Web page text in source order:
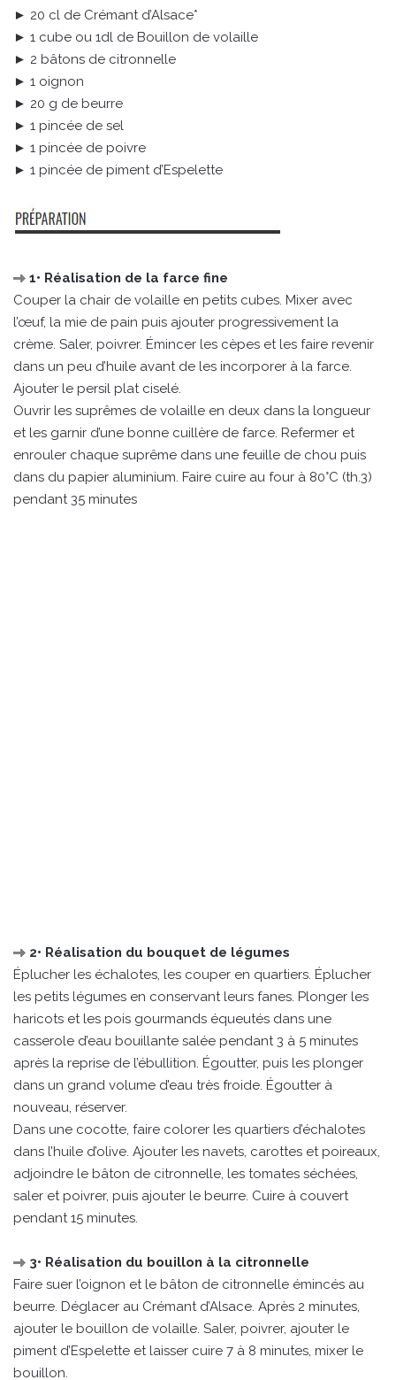
► 20 cl de Crémant d’Alsace*
► 1 cube ou 1dl de Bouillon de volaille
► 2 bâtons de citronnelle
► 1 oignon
► 20 g de beurre
► 1 pincée de sel
► 1 pincée de poivre
► 1 pincée de piment d’Espelette
1• Réalisation de la farce fine
Couper la chair de volaille en petits cubes. Mixer avec
l’œuf, la mie de pain puis ajouter progressivement la
crème. Saler, poivrer. Émincer les cèpes et les faire revenir
dans un peu d’huile avant de les incorporer à la farce.
Ajouter le persil plat ciselé.
Ouvrir les suprêmes de volaille en deux dans la longueur
et les garnir d’une bonne cuillère de farce. Refermer et
enrouler chaque suprême dans une feuille de chou puis
dans du papier aluminium. Faire cuire au four à 80°C (th.3)
pendant 35 minutes
2• Réalisation du bouquet de légumes
Éplucher les échalotes, les couper en quartiers. Éplucher
les petits légumes en conservant leurs fanes. Plonger les
haricots et les pois gourmands équeutés dans une
casserole d’eau bouillante salée pendant 3 à 5 minutes
après la reprise de l’ébullition. Égoutter, puis les plonger
dans un grand volume d’eau très froide. Égoutter à
nouveau, réserver.
Dans une cocotte, faire colorer les quartiers d’échalotes
dans l’huile d’olive. Ajouter les navets, carottes et poireaux,
adjoindre le bâton de citronnelle, les tomates séchées,
saler et poivrer, puis ajouter le beurre. Cuire à couvert
pendant 15 minutes.
3• Réalisation du bouillon à la citronnelle
Faire suer l’oignon et le bâton de citronnelle émincés au
beurre. Déglacer au Crémant d’Alsace. Après 2 minutes,
ajouter le bouillon de volaille. Saler, poivrer, ajouter le
piment d’Espelette et laisser cuire 7 à 8 minutes, mixer le
bouillon.